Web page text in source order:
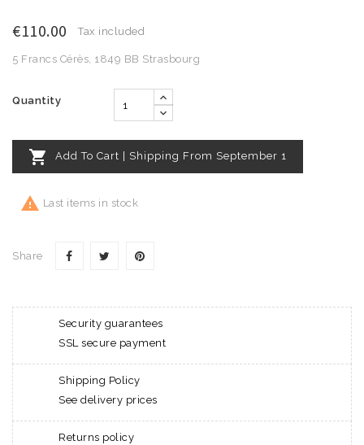
€110.00 Tax included
5 Francs Cérès, 1849 BB Strasbourg
Quantity
 Add To Cart | Shipping From September 1
 Last items in stock
Share
Security guarantees
SSL secure payment
Shipping Policy
See delivery prices
Returns policy